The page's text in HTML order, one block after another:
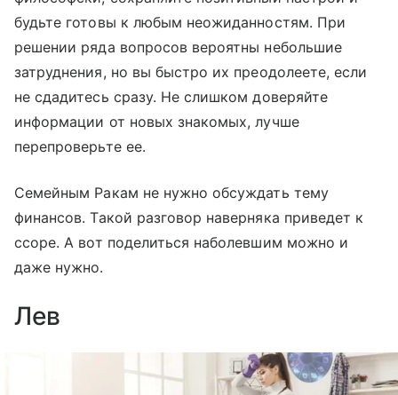
будьте готовы к любым неожиданностям. При
решении ряда вопросов вероятны небольшие
затруднения, но вы быстро их преодолеете, если
не сдадитесь сразу. Не слишком доверяйте
информации от новых знакомых, лучше
перепроверьте ее.
Семейным Ракам не нужно обсуждать тему
финансов. Такой разговор наверняка приведет к
ссоре. А вот поделиться наболевшим можно и
даже нужно.
Лев